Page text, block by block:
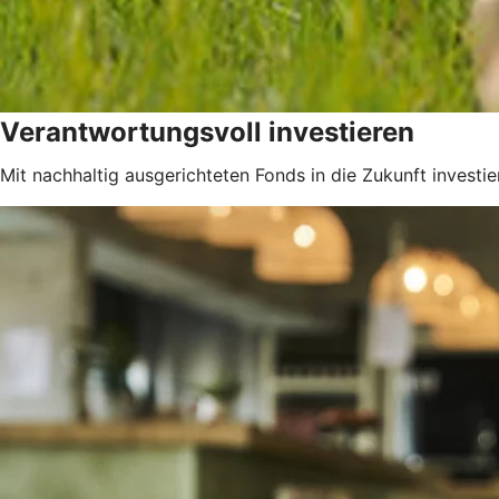
Verantwortungsvoll investieren
Mit nachhaltig ausgerichteten Fonds in die Zukunft